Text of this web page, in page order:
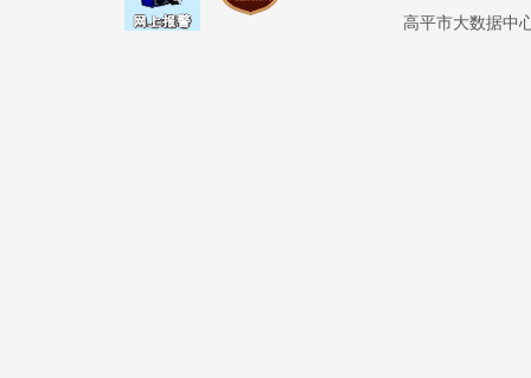
高平市大数据